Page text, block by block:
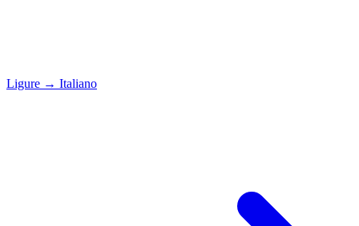
Ligure → Italiano